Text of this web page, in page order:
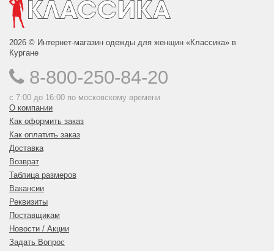
2026 © Интернет-магазин одежды для женщин «Классика» в
Кургане
8-800-250-84-20
с 7:00 до 16:00 по московскому времени
О компании
Как оформить заказ
Как оплатить заказ
Доставка
Возврат
Таблица размеров
Вакансии
Реквизиты
Поставщикам
Новости / Акции
Задать Вопрос